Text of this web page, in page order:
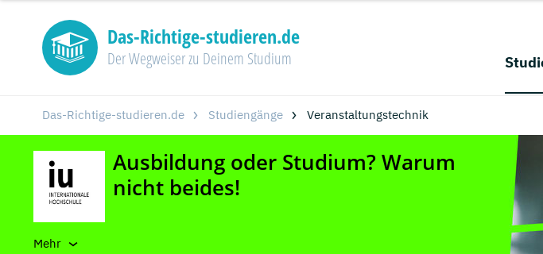
Das-Richtige-studieren.de
Der Wegweiser zu Deinem Studium
Das-Richtige-studieren.de Studiengänge Veranstaltungstechnik
Mehr